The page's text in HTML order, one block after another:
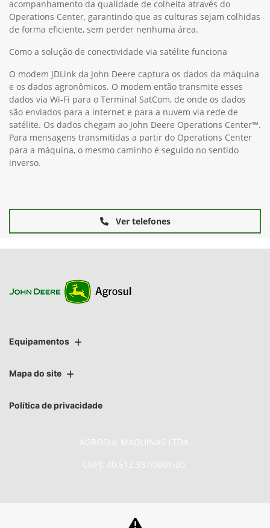
acompanhamento da qualidade de colheita através do
Operations Center, garantindo que as culturas sejam colhidas
de forma eficiente, sem perder nenhuma área.
Como a solução de conectividade via satélite funciona
O modem JDLink da John Deere captura os dados da máquina
e os dados agronômicos. O modem então transmite esses
dados via Wi-Fi para o Terminal SatCom, de onde os dados
são enviados para a internet e para a nuvem via rede de
satélite. Os dados chegam ao John Deere Operations Center™.
Para mensagens transmitidas a partir do Operations Center
para a máquina, o mesmo caminho é seguido no sentido
inverso.
Ver telefones
Equipamentos
Mapa do site
Política de privacidade
AGROSUL MAQUINAS LTDA
CNPJ: 40.512.337/0001-00